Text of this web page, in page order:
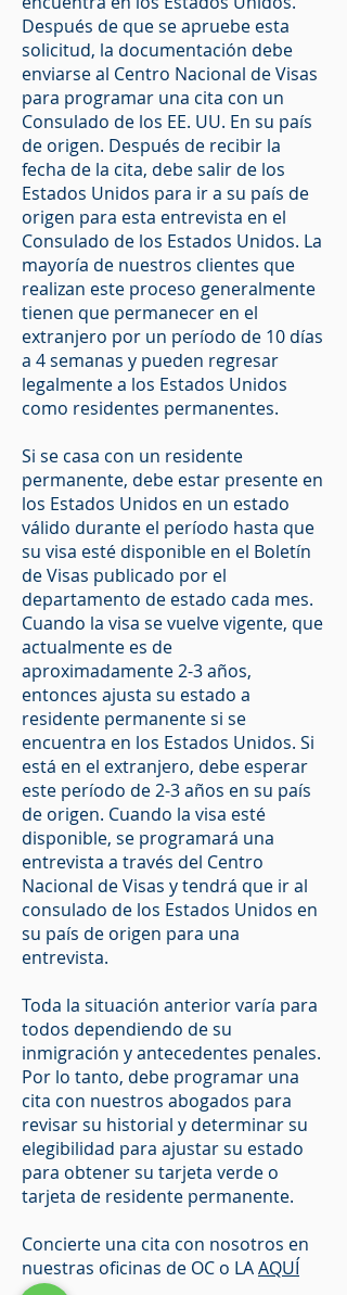
Después de que se apruebe esta
solicitud, la documentación debe
enviarse al Centro Nacional de Visas
para programar una cita con un
Consulado de los EE. UU. En su país
de origen. Después de recibir la
fecha de la cita, debe salir de los
Estados Unidos para ir a su país de
origen para esta entrevista en el
Consulado de los Estados Unidos. La
mayoría de nuestros clientes que
realizan este proceso generalmente
tienen que permanecer en el
extranjero por un período de 10 días
a 4 semanas y pueden regresar
legalmente a los Estados Unidos
como residentes permanentes.
Si se casa con un residente
permanente, debe estar presente en
los Estados Unidos en un estado
válido durante el período hasta que
su visa esté disponible en el Boletín
de Visas publicado por el
departamento de estado cada mes.
Cuando la visa se vuelve vigente, que
actualmente es de
aproximadamente 2-3 años,
entonces ajusta su estado a
residente permanente si se
encuentra en los Estados Unidos. Si
está en el extranjero, debe esperar
este período de 2-3 años en su país
de origen. Cuando la visa esté
disponible, se programará una
entrevista a través del Centro
Nacional de Visas y tendrá que ir al
consulado de los Estados Unidos en
su país de origen para una
entrevista.
Toda la situación anterior varía para
todos dependiendo de su
inmigración y antecedentes penales.
Por lo tanto, debe programar una
cita con nuestros abogados para
revisar su historial y determinar su
elegibilidad para ajustar su estado
para obtener su tarjeta verde o
tarjeta de residente permanente.
Concierte una cita con nosotros en
nuestras oficinas de OC o LAAQUÍ